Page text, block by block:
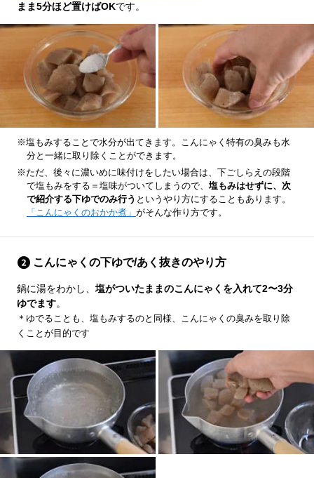
まま5分ほど置けばOKです。
※塩もみすることで水分が出てきます。こんにゃく特有の臭みも水
分と一緒に取り除くことができます。
※ただ、後々に濃いめに味付けをしたい場合は、下ごしらえの段階
で塩もみをする＝塩味がついてしまうので、 塩もみはせずに、次
で紹介する下ゆでのみ行う というやり方にすることもあります。
「こんにゃくのおかか煮」 がそんな作り方です。
こんにゃくの下ゆで/あく抜きのやり方
鍋に湯をわかし、 塩がついたままのこんにゃくを入れて2〜3分
ゆでます。
＊ゆでることも、塩もみするのと同様、こんにゃくの臭みを取り除
くことが目的です